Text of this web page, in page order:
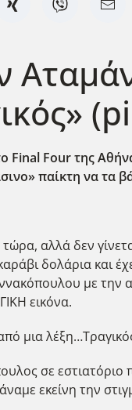
Final Fourτης
παίκτη να τα
αλλά δεν
δολάρια και
με την
εικόνα.
μια
σε
εκείνη την